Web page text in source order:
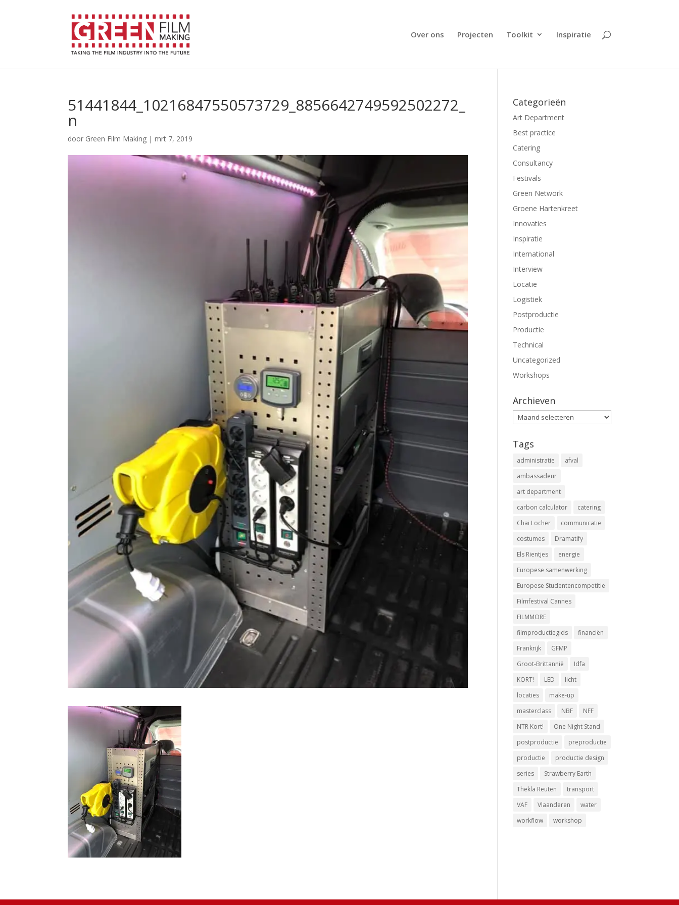
Over ons Projecten Toolkit Inspiratie
51441844_10216847550573729_8856642749592502272_
n
door Green Film Making |mrt 7, 2019
Categorieën
Art Department
Best practice
Catering
Consultancy
Festivals
Green Network
Groene Hartenkreet
Innovaties
Inspiratie
International
Interview
Locatie
Logistiek
Postproductie
Productie
Technical
Uncategorized
Workshops
Archieven
Archieven
Tags
administratie
afval
ambassadeur
art department
carbon calculator
catering
Chai Locher
communicatie
costumes
Dramatify
Els Rientjes
energie
Europese samenwerking
Europese Studentencompetitie
Filmfestival Cannes
FILMMORE
filmproductiegids
financiën
Frankrijk
GFMP
Groot-Brittannië
Idfa
KORT!
LED
licht
locaties
make-up
masterclass
NBF
NFF
NTR Kort!
One Night Stand
postproductie
preproductie
productie
productie design
series
Strawberry Earth
Thekla Reuten
transport
VAF
Vlaanderen
water
workflow
workshop